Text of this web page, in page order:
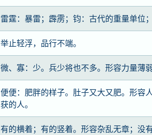
雷霆：暴雷；霹雳；钧：古代的重量单位
举止轻浮，品行不端。
微、寡：少。兵少将也不多。形容力量薄弱
便便：肥胖的样子。肚子又大又肥。形容
获的人。
有的横着；有的竖着。形容杂乱无章；没有